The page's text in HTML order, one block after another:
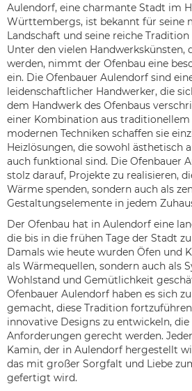
Aulendorf, eine charmante Stadt im
Württembergs, ist bekannt für seine
Landschaft und seine reiche
Unter den vielen Handwerkskünsten,
werden, nimmt der Ofenbau eine
ein. Die Ofenbauer Aulendorf sind
leidenschaftlicher Handwerker, die
dem Handwerk des Ofenbaus
einer Kombination aus traditionellem
modernen Techniken schaffen sie
Heizlösungen, die sowohl ästhetisch
auch funktional sind. Die Ofenbauer
stolz darauf, Projekte zu realisieren,
Wärme spenden, sondern auch als
Gestaltungselemente in jedem
Der Ofenbau hat in Aulendorf eine
die bis in die frühen Tage der Stadt
Damals wie heute wurden Öfen und
als Wärmequellen, sondern auch als
Wohlstand und Gemütlichkeit
Ofenbauer Aulendorf haben es sich
gemacht, diese Tradition
innovative Designs zu entwickeln,
Anforderungen gerecht werden.
Kamin, der in Aulendorf hergestellt
das mit großer Sorgfalt und Liebe
gefertigt wird.